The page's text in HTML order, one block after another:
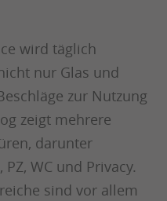
wird täglich
nur Glas und
zur Nutzung
zeigt mehrere
darunter
WC und Privacy.
sind vor allem